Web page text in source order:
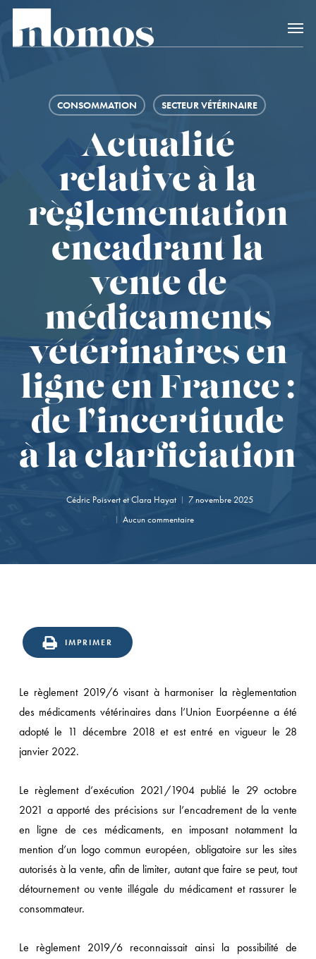
Skip
main
Accès rapide
CONSOMMATION SECTEUR VÉTÉRINAIRE
Actualité
relative à la
règlementation
encadrant la
vente de
médicaments
vétérinaires en
ligne en France :
de l’incertitude
à la clarficiation
Cédric PoisvertetClara Hayat
7 novembre 2025
Aucun commentaire
IMPRIMER
Le règlement 2019/6 visant à harmoniser la règlementation
des médicaments vétérinaires dans l’Union Euorpéenne a été
adopté le 11 décembre 2018 et est entré en vigueur le 28
janvier 2022.
Le règlement d’exécution 2021/1904 publié le 29 octobre
2021 a apporté des précisions sur l’encadrement de la vente
en ligne de ces médicaments, en imposant notamment la
mention d’un logo commun européen, obligatoire sur les sites
autorisés à la vente, afin de limiter, autant que faire se peut, tout
détournement ou vente illégale du médicament et rassurer le
consommateur.
Le règlement 2019/6 reconnaissait ainsi la possibilité de